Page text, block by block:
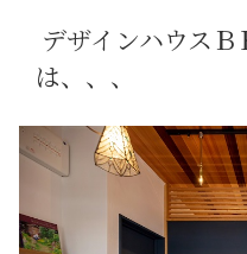
デザインハウスＢ
は、、、